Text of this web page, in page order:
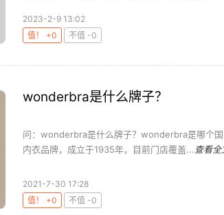
2023-2-9 13:02
值！ +0
不值 -0
wonderbra是什么牌子？
问：wonderbra是什么牌子？wonderbra是哪个
内衣品牌，成立于1935年，目前门店覆盖... 查看全
2021-7-30 17:28
值！ +0
不值 -0